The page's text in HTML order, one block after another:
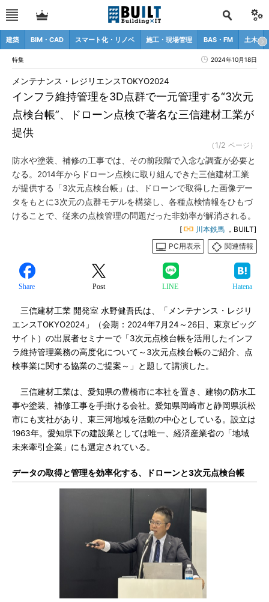
建築 BIM・CAD スマート化・リノベ 施工・現場管理 BAS・FM 土木
特集 2024年10月18日
インフラ維持管理を3D点群で一元管理する“3次元
点検台帳”、ドローン点検で著名な三信建材工業が
提供
メンテナンス・レジリエンスTOKYO2024
（1/2 ページ）
防水や塗装、補修の工事では、その前段階で入念な調査が必要と
なる。2014年からドローン点検に取り組んできた三信建材工業
が提供する「3次元点検台帳」は、ドローンで取得した画像デー
タをもとに3次元の点群モデルを構築し、各種点検情報をひもづ
けることで、従来の点検管理の問題だった非効率が解消される。
[ 川本鉄馬 ，BUILT]
PC用表示
関連情報
Share Post LINE Hatena
三信建材工業 開発室 水野健吾氏は、「メンテナンス・レジリ
エンスTOKYO2024」（会期：2024年7月24～26日、東京ビッグ
サイト）の出展者セミナーで「3次元点検台帳を活用したインフ
ラ維持管理業務の高度化について～3次元点検台帳のご紹介、点
検事業に関する協業のご提案～」と題して講演した。
三信建材工業は、愛知県の豊橋市に本社を置き、建物の防水工
事や塗装、補修工事を手掛ける会社。愛知県岡崎市と静岡県浜松
市にも支社があり、東三河地域を活動の中心としている。設立は
1963年。愛知県下の建設業としては唯一、経済産業省の「地域
未来牽引企業」にも選定されている。
データの取得と管理を効率化する、ドローンと3次元点検台帳